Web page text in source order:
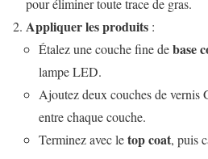
Appliquer les produits :
Étalez une couche fine debase
lampe LED.
Ajoutez deux couches de vernis
entre chaque couche.
Terminez avec letop coat, puis